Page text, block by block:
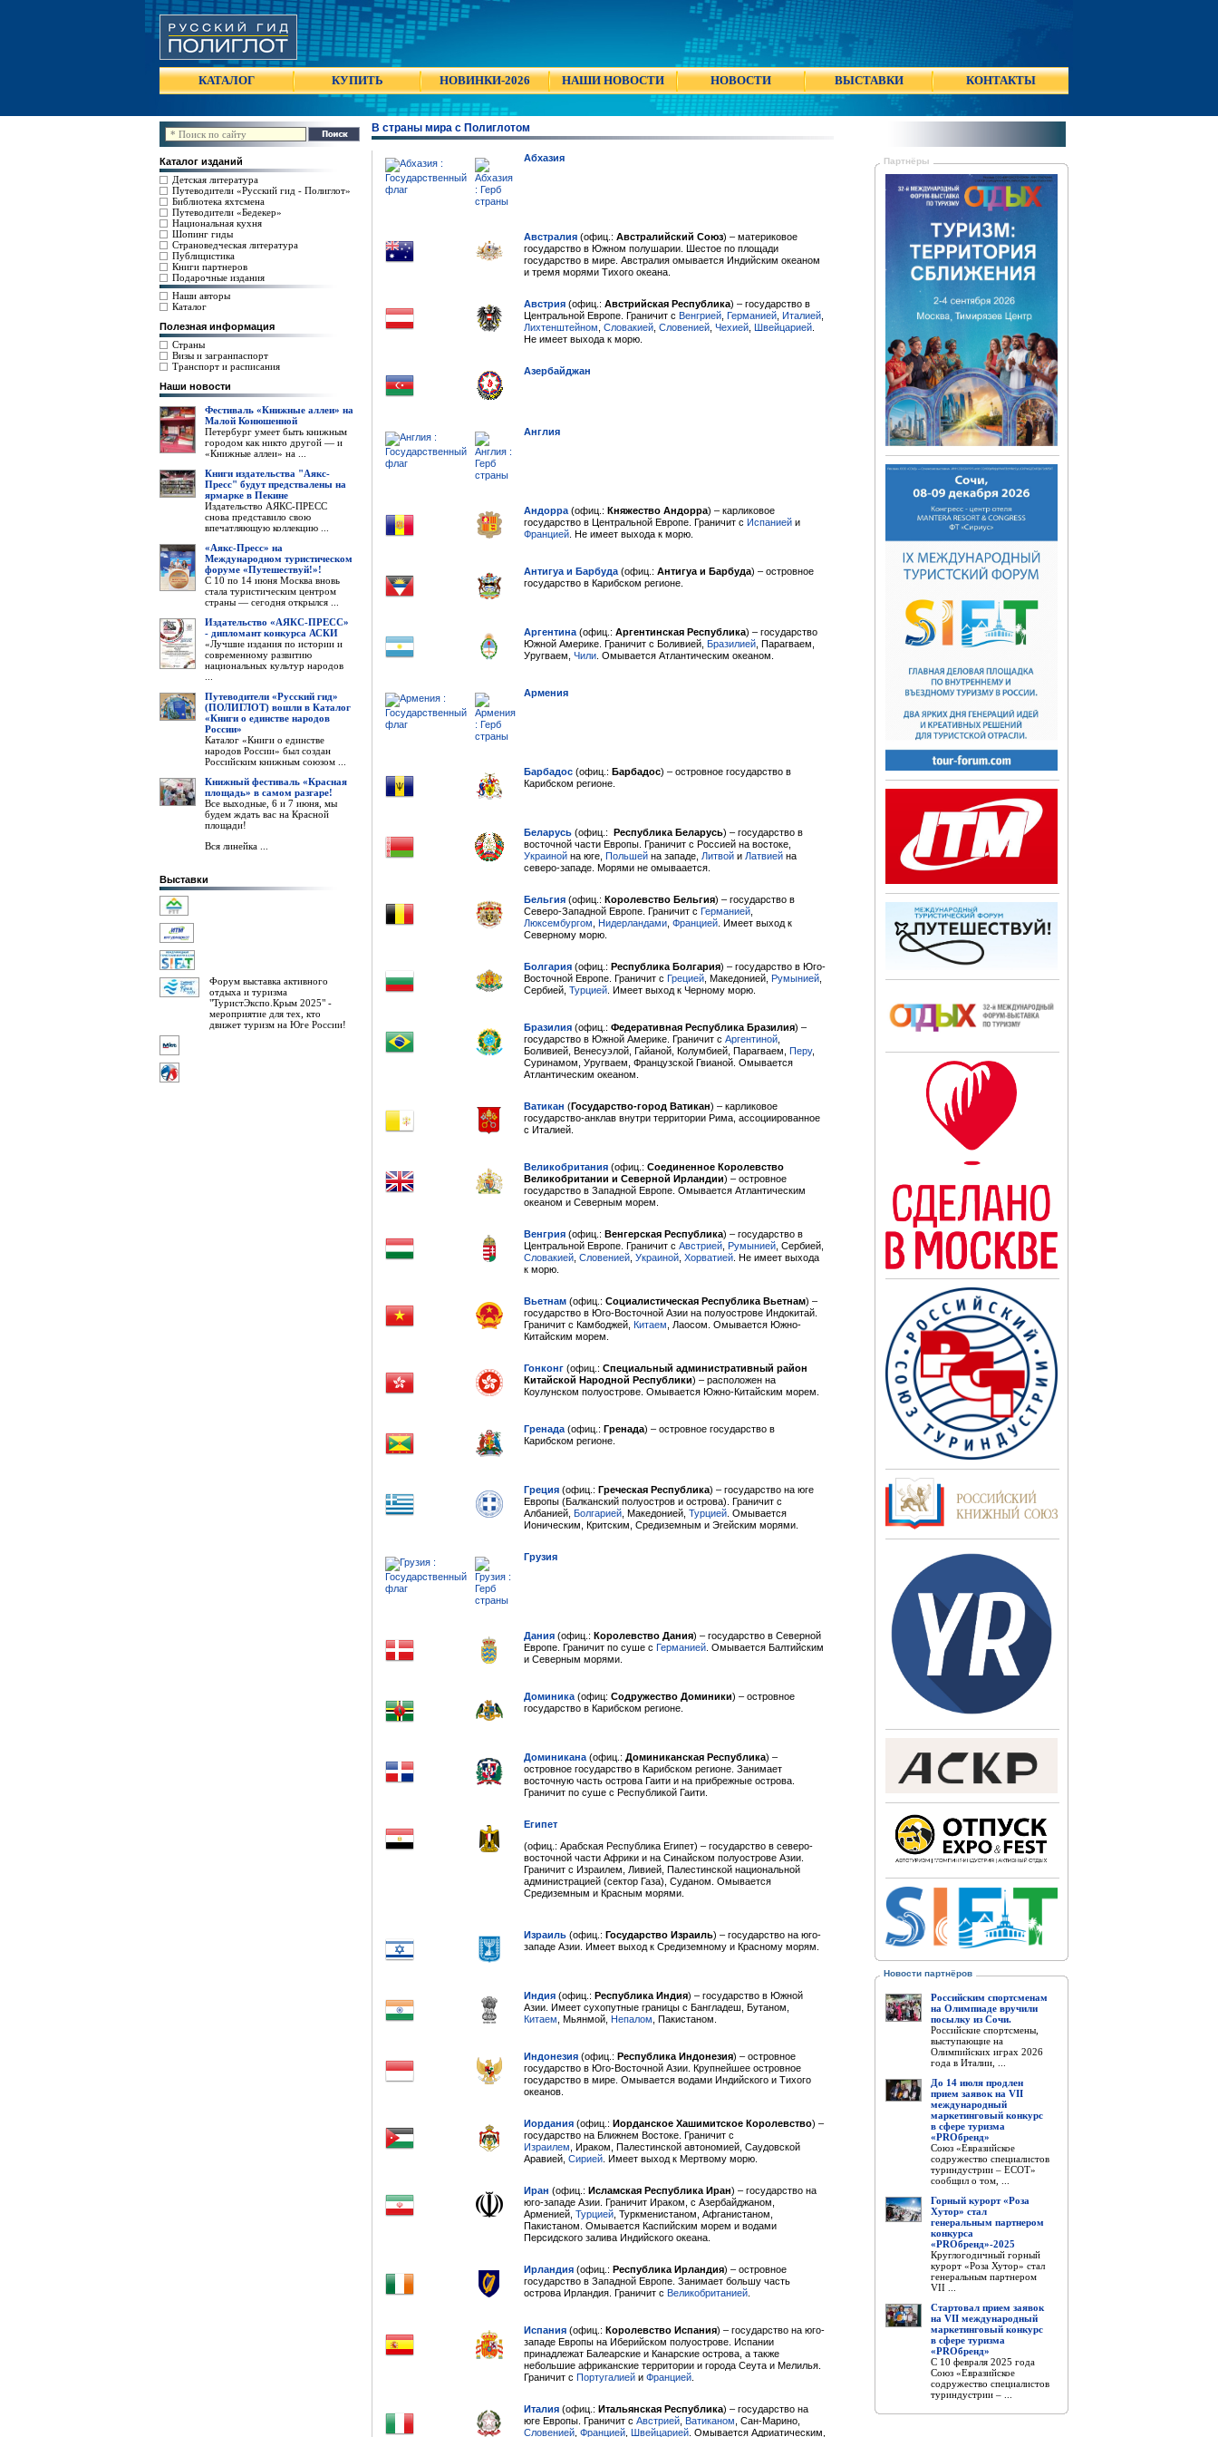
КАТАЛОГ КУПИТЬ НОВИНКИ-2026 НАШИ НОВОСТИ НОВОСТИ ВЫСТАВКИ КОНТАКТЫ
Каталог изданий
Детская литература
Путеводители «Русский гид - Полиглот»
Библиотека яхтсмена
Путеводители «Бедекер»
Национальная кухня
Шопинг гиды
Страноведческая литература
Публицистика
Книги партнеров
Подарочные издания
Наши авторы
Каталог
Полезная информация
Страны
Визы и загранпаспорт
Транспорт и расписания
Наши новости
Фестиваль «Книжные аллеи» на
Малой Конюшенной
Петербург умеет быть книжным
городом как никто другой — и
«Книжные аллеи» на ...
Книги издательства "Аякс-
Пресс" будут предствалены на
ярмарке в Пекине
Издательство АЯКС-ПРЕСС
снова представило свою
впечатляющую коллекцию ...
«Аякс-Пресс» на
Международном туристическом
форуме «Путешествуй!»!
С 10 по 14 июня Москва вновь
стала туристическим центром
страны — сегодня открылся ...
Издательство «АЯКС-ПРЕСС»
- дипломант конкурса АСКИ
«Лучшие издания по истории и
современному развитию
национальных культур народов
Путеводители «Русский гид»
(ПОЛИГЛОТ) вошли в Каталог
«Книги о единстве народов
России»
Каталог «Книги о единстве
народов России» был создан
Российским книжным союзом ...
Книжный фестиваль «Красная
площадь» в самом разгаре!
Все выходные, 6 и 7 июня, мы
будем ждать вас на Красной
площади!
Вся линейка ...
Выставки
Форум выставка активного
отдыха и туризма
"ТуристЭкспо.Крым 2025" -
мероприятие для тех, кто
движет туризм на Юге России!
В страны мира с Полиглотом
Абхазия
Австралия (офиц.: Австралийский Союз) – материковое
государство в Южном полушарии. Шестое по площади
государство в мире. Австралия омывается Индийским океаном
и тремя морями Тихого океана.
Австрия (офиц.: Австрийская Республика) – государство в
Центральной Европе. Граничит с Венгрией Германией Италией
Лихтенштейном Словакией Словенией Чехией Швейцарией
Не имеет выхода к морю.
Азербайджан
Англия
Андорра (офиц.: Княжество Андорра) – карликовое
государство в Центральной Европе. Граничит с Испанией и
Францией . Не имеет выхода к морю.
Антигуа и Барбуда (офиц.: Антигуа и Барбуда) – островное
государство в Карибском регионе.
Аргентина (офиц.: Аргентинская Республика) – государство
Южной Америке. Граничит с Боливией, Бразилией , Парагваем,
Уругваем, Чили . Омывается Атлантическим океаном.
Армения
Барбадос (офиц.: Барбадос) – островное государство в
Карибском регионе.
Беларусь (офиц.: Республика Беларусь) – государство в
восточной части Европы. Граничит с Россией на востоке,
Украиной на юге, Польшей на западе, Литвой и Латвией на
северо-западе. Морями не омываается.
Бельгия (офиц.: Королевство Бельгия) – государство в
Северо-Западной Европе. Граничит с Германией
Люксембургом Нидерландами Францией . Имеет выход к
Северному морю.
Болгария (офиц.: Республика Болгария) – государство в Юго-
Восточной Европе. Граничит с Грецией , Македонией, Румынией
Сербией, Турцией . Имеет выход к Черному морю.
Бразилия (офиц.: Федеративная Республика Бразилия) –
государство в Южной Америке. Граничит с Аргентиной
Боливией, Венесуэлой, Гайаной, Колумбией, Парагваем, Перу,
Суринамом, Уругваем, Французской Гвианой. Омывается
Атлантическим океаном.
Ватикан (Государство-город Ватикан) – карликовое
государство-анклав внутри территории Рима, ассоциированное
с Италией.
Великобритания (офиц.: Соединенное Королевство
Великобритании и Северной Ирландии) – островное
государство в Западной Европе. Омывается Атлантическим
океаном и Северным морем.
Венгрия (офиц.: Венгерская Республика) – государство в
Центральной Европе. Граничит с Австрией Румынией , Сербией,
Словакией Словенией Украиной Хорватией . Не имеет выхода
к морю.
Вьетнам (офиц.: Социалистическая Республика Вьетнам) –
государство в Юго-Восточной Азии на полуострове Индокитай.
Граничит с Камбоджей, Китаем , Лаосом. Омывается Южно-
Китайским морем.
Гонконг (офиц.: Специальный административный район
Китайской Народной Республики) – расположен на
Коулунском полуострове. Омывается Южно-Китайским морем.
Гренада (офиц.: Гренада) – островное государство в
Карибском регионе.
Греция (офиц.: Греческая Республика) – государство на юге
Европы (Балканский полуостров и острова). Граничит с
Албанией, Болгарией , Македонией, Турцией . Омывается
Ионическим, Критским, Средиземным и Эгейским морями.
Грузия
Дания (офиц.: Королевство Дания) – государство в Северной
Европе. Граничит по суше с Германией . Омывается Балтийским
и Северным морями.
Доминика (офиц: Содружество Доминики) – островное
государство в Карибском регионе.
Доминикана (офиц.: Доминиканская Республика) –
островное государство в Карибском регионе. Занимает
восточную часть острова Гаити и на прибрежные острова.
Граничит по суше с Республикой Гаити.
Египет
(офиц.: Арабская Республика Египет) – государство в северо-
восточной части Африки и на Синайском полуострове Азии.
Граничит с Израилем, Ливией, Палестинской национальной
администрацией (сектор Газа), Суданом. Омывается
Средиземным и Красным морями.
Израиль (офиц.: Государство Израиль) – государство на юго-
западе Азии. Имеет выход к Средиземному и Красному морям.
Индия (офиц.: Республика Индия) – государство в Южной
Азии. Имеет сухопутные границы с Бангладеш, Бутаном,
Китаем , Мьянмой, Непалом , Пакистаном.
Индонезия (офиц.: Республика Индонезия) – островное
государство в Юго-Восточной Азии. Крупнейшее островное
государство в мире. Омывается водами Индийского и Тихого
океанов.
Иордания (офиц.: Иорданское Хашимитское Королевство) –
государство на Ближнем Востоке. Граничит с
Израилем , Ираком, Палестинской автономией, Саудовской
Аравией, Сирией . Имеет выход к Мертвому морю.
Иран (офиц.: Исламская Республика Иран) – государство на
юго-западе Азии. Граничит Ираком, с Азербайджаном,
Арменией, Турцией , Туркменистаном, Афганистаном,
Пакистаном. Омывается Каспийским морем и водами
Персидского залива Индийского океана.
Ирландия (офиц.: Республика Ирландия) – островное
государство в Западной Европе. Занимает большу часть
острова Ирландия. Граничит с Великобританией
Испания (офиц.: Королевство Испания) – государство на юго-
западе Европы на Иберийском полуострове. Испании
принадлежат Балеарские и Канарские острова, а также
небольшие африканские территории и города Сеута и Мелилья.
Граничит с Португалией и Францией
Италия (офиц.: Итальянская Республика) – государство на
юге Европы. Граничит с Австрией Ватиканом , Сан-Марино,
Словенией Францией Швейцарией . Омывается Адриатическим,
Партнёры
Новости партнёров
Российским спортсменам
на Олимпиаде вручили
посылку из Сочи.
Российские спортсмены,
выступающие на
Олимпийских играх 2026
года в Италии, ...
До 14 июля продлен
прием заявок на VII
международный
маркетинговый конкурс
в сфере туризма
«PROбренд»
Союз «Евразийское
содружество специалистов
туриндустрии – ЕСОТ»
сообщил о том, ...
Горный курорт «Роза
Хутор» стал
генеральным партнером
конкурса
«PROбренд»-2025
Круглогодичный горный
курорт «Роза Хутор» стал
генеральным партнером
VII ...
Стартовал прием заявок
на VII международный
маркетинговый конкурс
в сфере туризма
«PROбренд»
С 10 февраля 2025 года
Союз «Евразийское
содружество специалистов
туриндустрии – ...